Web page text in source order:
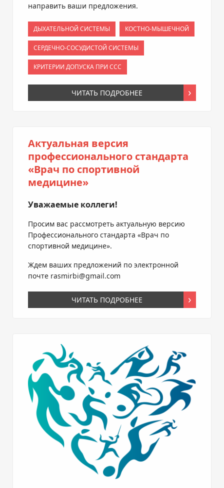
направить ваши предложения.
ДЫХАТЕЛЬНОЙ СИСТЕМЫ КОСТНО-МЫШЕЧНОЙ
СЕРДЕЧНО-СОСУДИСТОЙ СИСТЕМЫ
КРИТЕРИИ ДОПУСКА ПРИ ССС
ЧИТАТЬ ПОДРОБНЕЕ
Актуальная версия
профессионального стандарта
«Врач по спортивной
медицине»
Уважаемые коллеги!
Просим вас рассмотреть актуальную версию
Профессионального стандарта «Врач по
спортивной медицине».
Ждем ваших предложений по электронной
почте rasmirbi@gmail.com
ЧИТАТЬ ПОДРОБНЕЕ